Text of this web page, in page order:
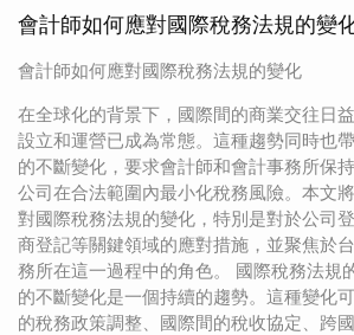
會計師如何應對國際稅務法規的變
會計師如何應對國際稅務法規的變化
在全球化的背景下，國際間的商業交往日
設立和運營已成為常態。這種趨勢同時也
的不斷變化，要求會計師和會計事務所保
公司在合法範圍內最小化稅務風險。本文
對國際稅務法規的變化，特別是對於公司
商登記等關鍵領域的應對措施，並聚焦於
務所在這一過程中的角色。 國際稅務法規
的不斷變化是一個持續的趨勢。這種變化
的稅務政策調整、國際間的稅收協定、跨